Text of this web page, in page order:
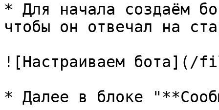
* Для начала создаём
чтобы он отвечал на
![Настраиваем бота](/
* Далее в блоке